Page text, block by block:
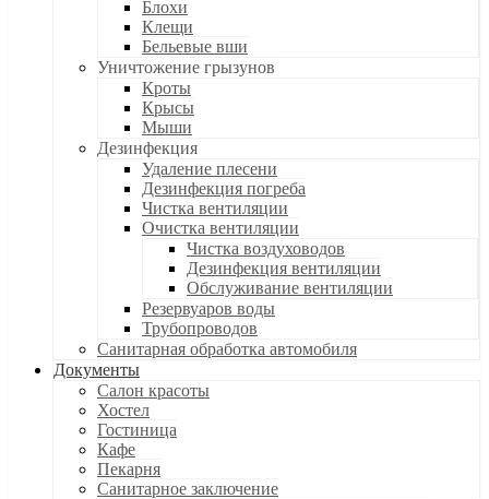
Блохи
Клещи
Бельевые вши
Уничтожение грызунов
Кроты
Крысы
Мыши
Дезинфекция
Удаление плесени
Дезинфекция погреба
Чистка вентиляции
Очистка вентиляции
Чистка воздуховодов
Дезинфекция вентиляции
Обслуживание вентиляции
Резервуаров воды
Трубопроводов
Санитарная обработка автомобиля
Документы
Салон красоты
Хостел
Гостиница
Кафе
Пекарня
Санитарное заключение